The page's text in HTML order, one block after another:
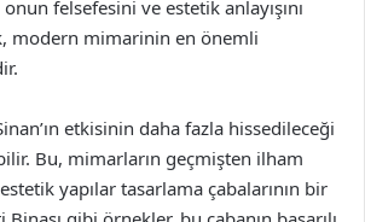
felsefesini ve estetik anlayışını
modern mimarinin en önemli
etkisinin daha fazla hissedileceği
Bu, mimarların geçmişten ilham
yapılar tasarlama çabalarının bir